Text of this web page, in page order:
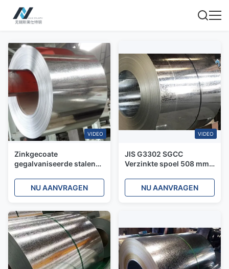
VIDEO
Zinkgecoate
gegalvaniseerde stalen
spangle G40 G60
1250mm breedte
NU AANVRAGEN
VIDEO
JIS G3302 SGCC
Verzinkte spoel 508 mm
Regelmatige spangle
NU AANVRAGEN